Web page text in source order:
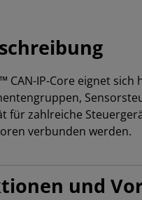
CAN-IP-Core eignet
für zahlreiche
verbunden werden.
und